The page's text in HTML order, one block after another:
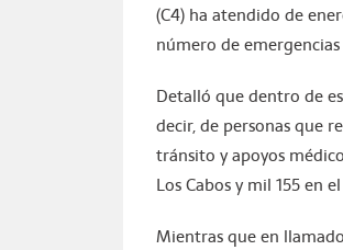
(C4) ha atendido de
número de
Detalló que dentro de
decir, de personas que
tránsito y apoyos
Los Cabos y mil 155 en
Mientras que en